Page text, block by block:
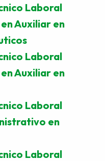
Laboral
Auxiliar en
Laboral
Auxiliar en
Laboral
en
Laboral